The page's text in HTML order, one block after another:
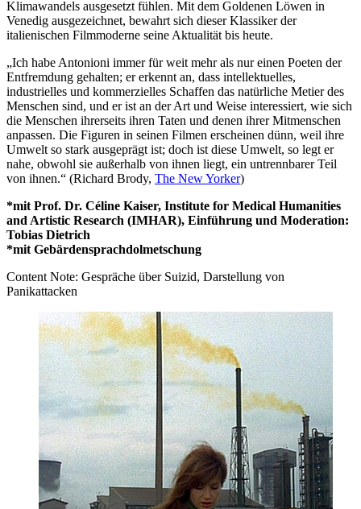
Klimawandels ausgesetzt fühlen. Mit dem Goldenen Löwen in
Venedig ausgezeichnet, bewahrt sich dieser Klassiker der
italienischen Filmmoderne seine Aktualität bis heute.
„Ich habe Antonioni immer für weit mehr als nur einen Poeten der
Entfremdung gehalten; er erkennt an, dass intellektuelles,
industrielles und kommerzielles Schaffen das natürliche Metier des
Menschen sind, und er ist an der Art und Weise interessiert, wie sich
die Menschen ihrerseits ihren Taten und denen ihrer Mitmenschen
anpassen. Die Figuren in seinen Filmen erscheinen dünn, weil ihre
Umwelt so stark ausgeprägt ist; doch ist diese Umwelt, so legt er
nahe, obwohl sie außerhalb von ihnen liegt, ein untrennbarer Teil
von ihnen.“ (Richard Brody, The New Yorker)
*mit Prof. Dr. Céline Kaiser, Institute for Medical Humanities
and Artistic Research (IMHAR), Einführung und Moderation:
Tobias Dietrich
*mit Gebärdensprachdolmetschung
Content Note: Gespräche über Suizid, Darstellung von
Panikattacken